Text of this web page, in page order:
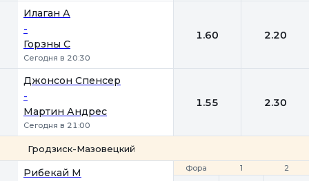
Илаган А
-
Горзны С
Сегодня в 20:30
1.60 2.20
Джонсон Спенсер
-
Мартин Андрес
Сегодня в 21:00
1.55 2.30
Гродзиск-Мазовецкий
Фора 1 2
Рибекай М Фора 1 2